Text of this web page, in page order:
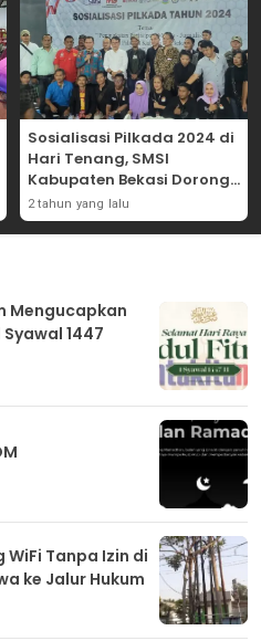
Sosialisasi Pilkada 2024 di
Hari Tenang, SMSI
Kabupaten Bekasi Dorong
Angka Partisipasi
Masyarakat
2 tahun yang lalu
Mengucapkan
1447
Tanpa Izin di
ke Jalur Hukum